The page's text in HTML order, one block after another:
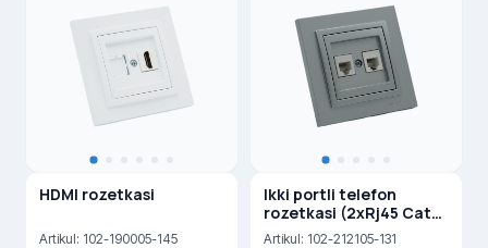
HDMI rozetkasi
Artikul: 102-190005-145
Ikki portli telefon
rozetkasi (2xRj45 Cat
3)
Artikul: 102-212105-131